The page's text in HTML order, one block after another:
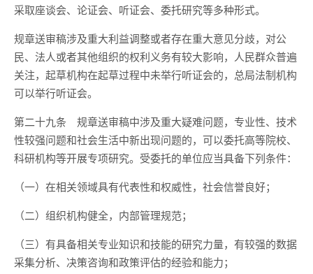
采取座谈会、论证会、听证会、委托研究等多种形式。
规章送审稿涉及重大利益调整或者存在重大意见分歧，对公
民、法人或者其他组织的权利义务有较大影响，人民群众普遍
关注，起草机构在起草过程中未举行听证会的，总局法制机构
可以举行听证会。
第二十九条 规章送审稿中涉及重大疑难问题，专业性、技术
性较强问题和社会生活中新出现问题的，可以委托高等院校、
科研机构等开展专项研究。受委托的单位应当具备下列条件：
（一）在相关领域具有代表性和权威性，社会信誉良好；
（二）组织机构健全，内部管理规范；
（三）有具备相关专业知识和技能的研究力量，有较强的数据
采集分析、决策咨询和政策评估的经验和能力；